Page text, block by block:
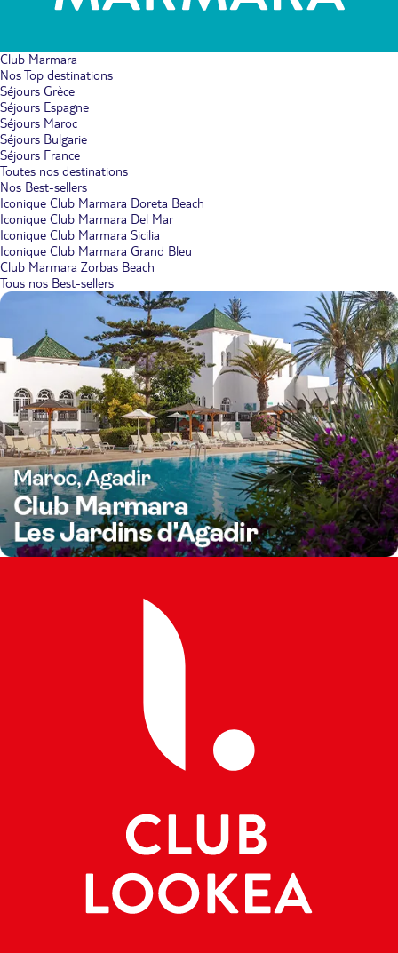
Club Marmara
Nos Top destinations
Séjours Grèce
Séjours Espagne
Séjours Maroc
Séjours Bulgarie
Séjours France
Toutes nos destinations
Nos Best-sellers
Iconique Club Marmara Doreta Beach
Iconique Club Marmara Del Mar
Iconique Club Marmara Sicilia
Iconique Club Marmara Grand Bleu
Club Marmara Zorbas Beach
Tous nos Best-sellers